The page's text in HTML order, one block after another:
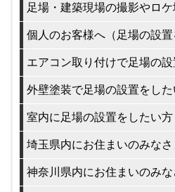
足場・建築現場の撮影やロ
個人のお客様へ（足場の設置
エアコン取り付けで足場の
外壁塗装で足場の設置をし
室内に足場の設置をしたい方
埼玉県内にお住まいのみな
神奈川県内にお住まいのみ